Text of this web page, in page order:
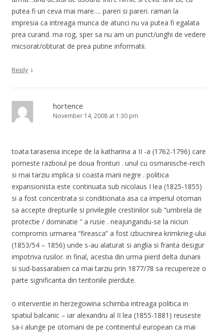
putea fi un ceva mai mare…. pareri si pareri. raman la
impresia ca intreaga munca de atunci nu va putea fi egalata
prea curand. ma rog, sper sa nu am un punct/unghi de vedere
micsorat/obturat de prea putine informatii.
Reply ↓
hortence
November 14, 2008 at 1:30 pm
toata tarasenia incepe de la katharina a II -a (1762-1796) care
porneste razboiul pe doua fronturi . unul cu osmanische-reich
si mai tarziu implica si coasta marii negre . politica
expansionista este continuata sub nicolaus I lea (1825-1855)
si a fost concentrata si conditionata asa ca imperiul otoman
sa accepte drepturile si privilegiile crestinilor sub “umbrela de
protectie / dominatie ” a rusie . neajungandu-se la niciun
compromis urmarea “fireasca” a fost izbucnirea krimkrieg-ului
(1853/54 – 1856) unde s-au alaturat si anglia si franta desigur
impotriva rusilor. in final, acestia din urma pierd delta dunarii
si sud-bassarabien ca mai tarziu prin 1877/78 sa recupereze o
parte significanta din teritoriile pierdute.
o interventie in herzegowina schimba intreaga politica in
spatiul balcanic – iar alexandru al II lea (1855-1881) reuseste
sa-i alunge pe otomani de pe continentul european ca mai